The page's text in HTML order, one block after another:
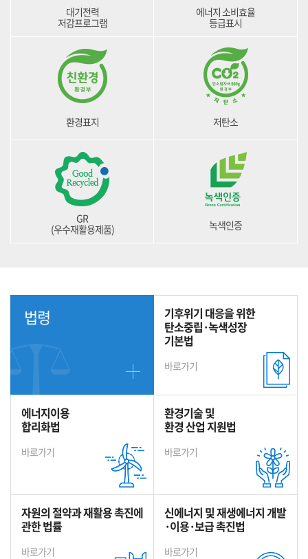
대기전력
저감프로그램
에너지 소비효율
등급표시
환경표지 저탄소
GR
(우수재활용제품)
녹색인증
법령
기후위기 대응을 위한
탄소중립·녹색성장
기본법
바로가기
에너지이용
합리화법
바로가기
환경기술 및
환경 산업 지원법
바로가기
자원의 절약과 재활용 촉진에
관한 법률
바로가기
신에너지 및 재생에너지 개발
·이용·보급 촉진법
바로가기